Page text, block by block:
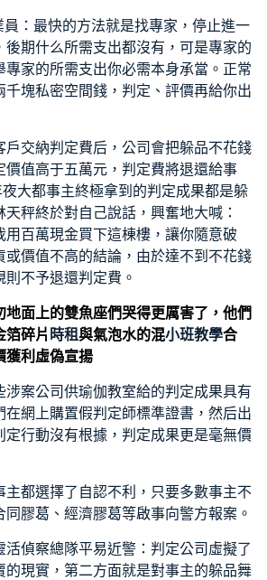
員：最快的方法就是找專家，停止進一
後期什么所需支出都沒有，可是專家的
專家的所需支出你必需本身承當。正常
千塊私密空間錢，判定、評價再給你出
戶交納判定費后，公司會把躲品不花錢
價值高于五萬元，判定費將退還給事
大都事主終極拿到的判定成果都是躲
秤終於對自己說話，興奮地大喊：
用百萬現金買下這棟樓，讓你隨意破
或價值不高的結論，由於達不到不花錢
不予退還判定費。
地面上的雙魚座們哭得更厲害了，他們
箔碎片 時租與氣泡水的混小班教學合
獲利虛偽宣揚
涉案公司供瑜伽教室給的判定成果具有
在網上購置假判定師標準證書，然后出
定行動沒有根據，判定成果更是毫無價
主都選擇了自認不利，只要多數事主不
膠葛、經濟膠葛等啟事向警方報案。
活偵察總隊平易近警：判定公司虛擬了
的現實，第二方面就是對事主的躲品舞